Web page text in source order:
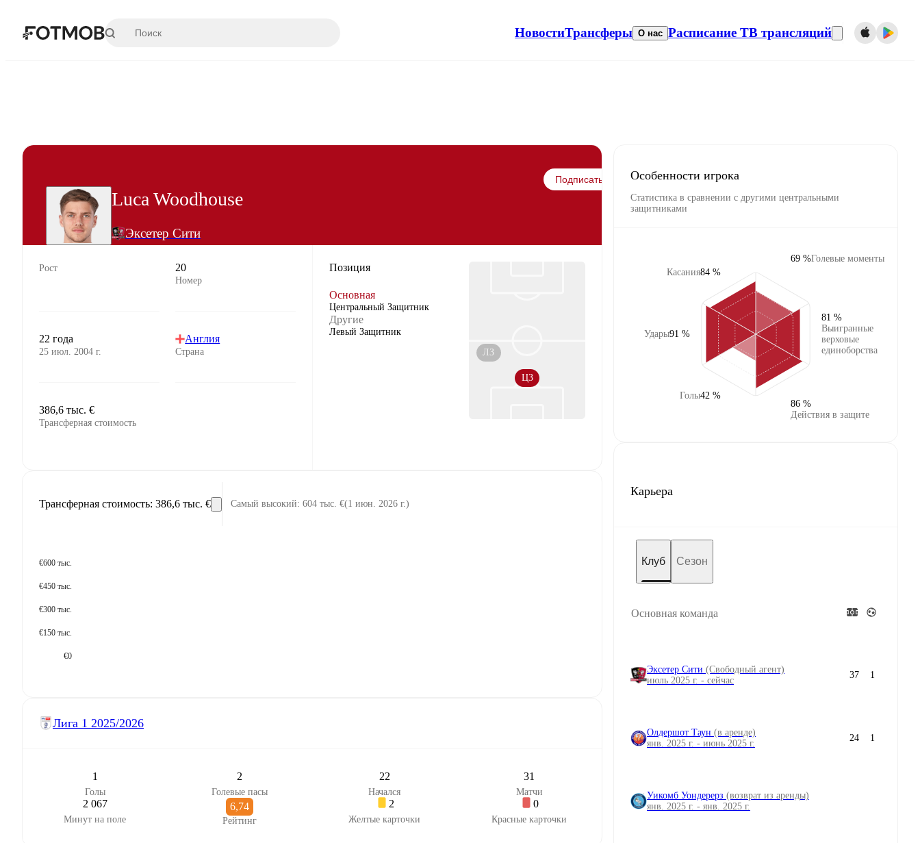
НовостиТрансферы О нас Расписание ТВ трансляций
Luca Woodhouse
Эксетер Сити
Подписаться
Рост 20
Номер
22 года
25 июл. 2004 г.
Англия
Страна
386,6 тыс. €
Трансферная стоимость
Позиция
Основная
Центральный Защитник
Другие
Левый Защитник
ЦЗ
ЛЗ
Трансферная стоимость: 386,6 тыс. € Самый высокий: 604 тыс. €(1 июн. 2026 г.)
€600 тыс.
€450 тыс.
€300 тыс.
€150 тыс.
€0
Лига 1 2025/2026
1
Голы
2
Голевые пасы
22
Начался
31
Матчи
2 067
Минут на поле
6,74
Рейтинг
2
Желтые карточки
0
Красные карточки
Особенности игрока
Статистика в сравнении с другими центральными
защитниками
Касания84 %
Удары91 %
Голы42 %
Голевые моменты
69 %
Выигранные
верховые
единоборства
81 %
Действия в защите
86 %
Карьера
Клуб Сезон
Основная команда
Эксетер Сити (Свободный агент)
июль 2025 г. - сейчас
37 1
Олдершот Таун (в аренде)
янв. 2025 г. - июнь 2025 г.
24 1
Уикомб Уондерерз (возврат из аренды)
янв. 2025 г. - янв. 2025 г.